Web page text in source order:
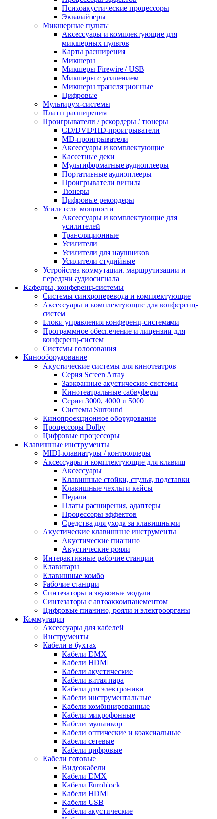
Психоакустические процессоры
Эквалайзеры
Микшерные пульты
Аксессуары и комплектующие для
микшерных пультов
Карты расширения
Микшеры
Микшеры Firewire / USB
Микшеры с усилением
Микшеры трансляционные
Цифровые
Мультирум-системы
Платы расширения
Проигрыватели / рекордеры / тюнеры
CD/DVD/HD-проигрыватели
MD-проигрыватели
Аксессуары и комплектующие
Кассетные деки
Мультиформатные аудиоплееры
Портативные аудиоплееры
Проигрыватели винила
Тюнеры
Цифровые рекордеры
Усилители мощности
Аксессуары и комплектующие для
усилителей
Трансляционные
Усилители
Усилители для наушников
Усилители студийные
Устройства коммутации, маршрутизации и
передачи аудиосигнала
Кафедры, конференц-системы
Cистемы синхроперевода и комплектующие
Аксессуары и комплектующие для конференц-
систем
Блоки управления конференц-системами
Программное обеспечение и лицензии для
конференц-систем
Системы голосования
Кинооборудование
Акустические системы для кинотеатров
Cерия Screen Array
Заэкранные акустические системы
Кинотеатральные сабвуферы
Серии 3000, 4000 и 5000
Системы Surround
Кинопроекционное оборудование
Процессоры Dolby
Цифровые процессоры
Клавишные инструменты
MIDI-клавиатуры / контроллеры
Аксессуары и комплектующие для клавиш
Аксессуары
Клавишные стойки, стулья, подставки
Клавишные чехлы и кейсы
Педали
Платы расширения, адаптеры
Процессоры эффектов
Средства для ухода за клавишными
Акустические клавишные инструменты
Акустические пианино
Акустические рояли
Интерактивные рабочие станции
Клавитары
Клавишные комбо
Рабочие станции
Синтезаторы и звуковые модули
Синтезаторы с автоаккомпанементом
Цифровые пианино, рояли и электроорганы
Коммутация
Аксессуары для кабелей
Инструменты
Кабели в бухтах
Кабели DMX
Кабели HDMI
Кабели акустические
Кабели витая пара
Кабели для электроники
Кабели инструментальные
Кабели комбинированные
Кабели микрофонные
Кабели мультикор
Кабели оптические и коаксиальные
Кабели сетевые
Кабели цифровые
Кабели готовые
Видеокабели
Кабели DMX
Кабели Euroblock
Кабели HDMI
Кабели USB
Кабели акустические